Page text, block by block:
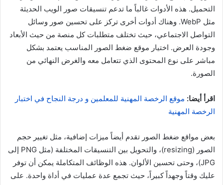
التحميل. هذه الأدوات غالباً ما تدعم تنسيقات صور الويب الحديثة
مثل WebP. وهناك أدوات أخرى تركز على تحسين صور وسائل
التواصل الاجتماعي، حيث تختلف متطلبات كل منصة من حيث الأبعاد
وجودة العرض. اختيار موقع ضغط الصور المناسب يعتمد بشكل
مباشر على نوع المحتوى الذي تتعامل معه والغرض النهائي من
الصورة.
اقرأ أيضا: موقع الرخصة المهنية للمعلمين و درجة النجاح في اختبار
الرخصة المهنية
بعض مواقع ضغط الصور تقدم أيضاً ميزات إضافية، مثل تغيير حجم
الصور (resizing)، والتحويل بين التنسيقات المختلفة (مثل PNG إلى
JPG)، وحتى تحسين الألوان. هذه الوظائف المتكاملة يمكن أن توفر
عليك وقتاً وجهداً كبيراً، حيث تجمع عدة عمليات في أداة واحدة. على